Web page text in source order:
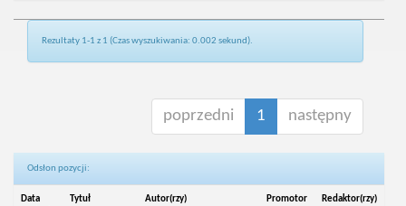
Rezultaty 1-1 z 1 (Czas wyszukiwania: 0.002 sekund).
poprzedni 1 następny
Odsłon pozycji:
Data
Tytuł Autor(rzy) Promotor Redaktor(rzy)